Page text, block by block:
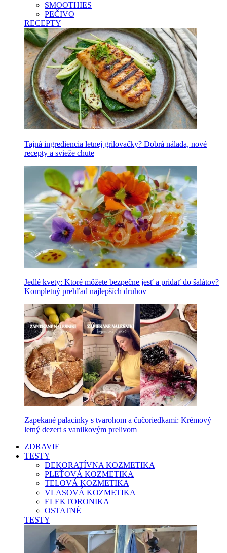
SMOOTHIES
PEČIVO
RECEPTY
Tajná ingrediencia letnej grilovačky? Dobrá nálada, nové
recepty a svieže chute
Jedlé kvety: Ktoré môžete bezpečne jesť a pridať do šalátov?
Kompletný prehľad najlepších druhov
Zapekané palacinky s tvarohom a čučoriedkami: Krémový
letný dezert s vanilkovým prelivom
ZDRAVIE
TESTY
DEKORATÍVNA KOZMETIKA
PLEŤOVÁ KOZMETIKA
TELOVÁ KOZMETIKA
VLASOVÁ KOZMETIKA
ELEKTORONIKA
OSTATNÉ
TESTY